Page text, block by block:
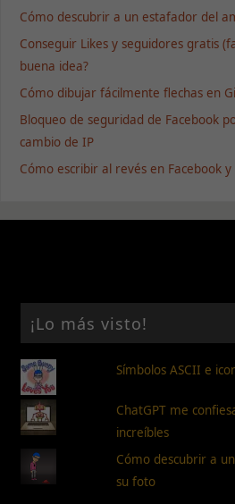
Cómo descubrir a un estafador del
Conseguir Likes y seguidores gratis
buena idea?
Cómo dibujar fácilmente flechas en
Bloqueo de seguridad de Facebook
cambio de IP
Cómo escribir al revés en Facebook
¡Lo más visto!
Símbolos ASCII e
ChatGPT me
increíbles
Cómo descubrir a
su foto